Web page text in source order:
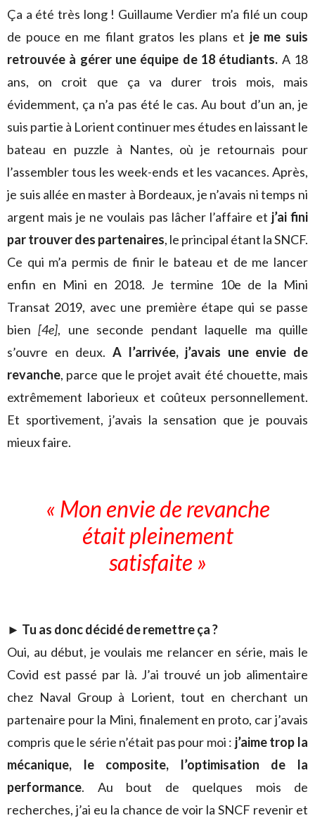
Ça a été très long ! Guillaume Verdier m’a filé un coup
de pouce en me filant gratos les plans et je me suis
retrouvée à gérer une équipe de 18 étudiants. A 18
ans, on croit que ça va durer trois mois, mais
évidemment, ça n’a pas été le cas. Au bout d’un an, je
suis partie à Lorient continuer mes études en laissant le
bateau en puzzle à Nantes, où je retournais pour
l’assembler tous les week-ends et les vacances. Après,
je suis allée en master à Bordeaux, je n’avais ni temps ni
argent mais je ne voulais pas lâcher l’affaire et j’ai fini
par trouver des partenaires, le principal étant la SNCF.
Ce qui m’a permis de finir le bateau et de me lancer
enfin en Mini en 2018. Je termine 10e de la Mini
Transat 2019, avec une première étape qui se passe
bien[4e], une seconde pendant laquelle ma quille
s’ouvre en deux. A l’arrivée, j’avais une envie de
revanche, parce que le projet avait été chouette, mais
extrêmement laborieux et coûteux personnellement.
Et sportivement, j’avais la sensation que je pouvais
mieux faire.
« Mon envie de revanche
était pleinement
satisfaite »
► Tu as donc décidé de remettre ça ?
Oui, au début, je voulais me relancer en série, mais le
Covid est passé par là. J’ai trouvé un job alimentaire
chez Naval Group à Lorient, tout en cherchant un
partenaire pour la Mini, finalement en proto, car j’avais
compris que le série n’était pas pour moi : j’aime trop la
mécanique, le composite, l’optimisation de la
performance. Au bout de quelques mois de
recherches, j’ai eu la chance de voir la SNCF revenir et